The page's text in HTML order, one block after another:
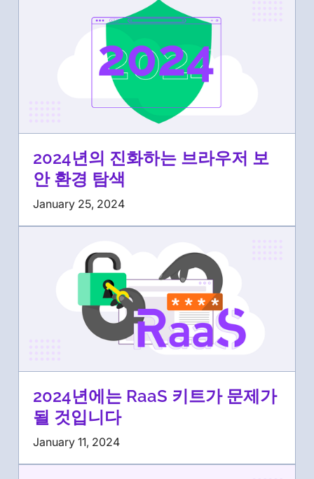
2024년의 진화하는 브라우저 보
안 환경 탐색
January 25, 2024
2024년에는 RaaS 키트가 문제가
될 것입니다
January 11, 2024